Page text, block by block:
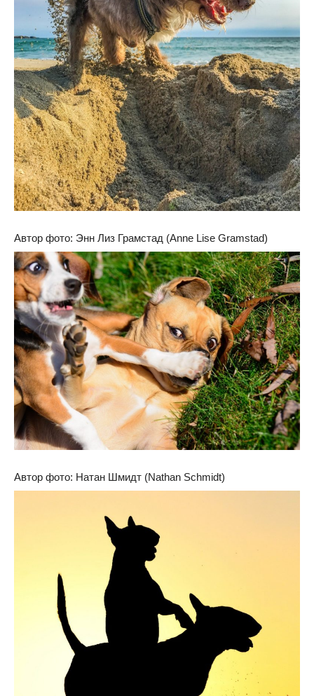
Автор фото: Энн Лиз Грамстад (Anne Lise Gramstad)
Автор фото: Натан Шмидт (Nathan Schmidt)